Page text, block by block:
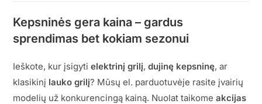
Kepsninės gera kaina – gardus
sprendimas bet kokiam sezonui
Ieškote, kur įsigytielektrinį grilį,dujinę kepsninę, ar
klasikinį lauko grilį? Mūsų el. parduotuvėje rasite įvairių
modelių už konkurencingą kainą. Nuolat taikomeakcijas